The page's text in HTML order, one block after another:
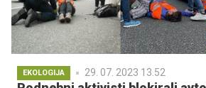
EKOLOGIJA 29. 07. 2023 13.52